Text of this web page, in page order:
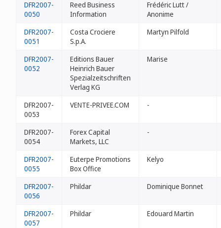
DFR2007-
0050
Reed Business
Information
Frédéric Lutt /
Anonime
DFR2007-
0051
Costa Crociere
S.p.A.
Martyn Pilfold
DFR2007-
0052
Editions Bauer
Heinrich Bauer
Spezialzeitschriften
Verlag KG
Marise
DFR2007-
0053
VENTE-PRIVEE.COM -
DFR2007-
0054
Forex Capital
Markets, LLC
-
DFR2007-
0055
Euterpe Promotions
Box Office
Kelyo
DFR2007-
0056
Phildar Dominique Bonnet
DFR2007-
0057
Phildar Edouard Martin